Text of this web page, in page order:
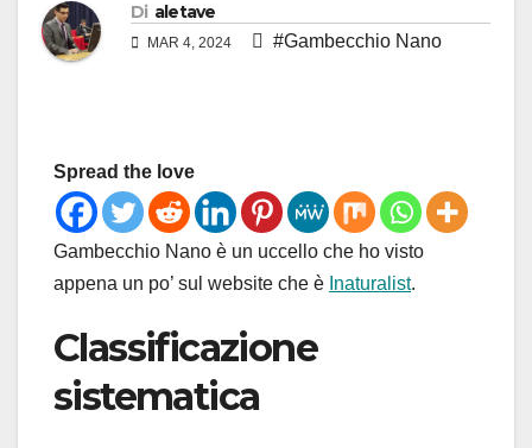
Di aletave
MAR 4, 2024 #Gambecchio Nano
Spread the love
Gambecchio Nano è un uccello che ho visto
appena un po’ sul website che è Inaturalist.
Classificazione
sistematica